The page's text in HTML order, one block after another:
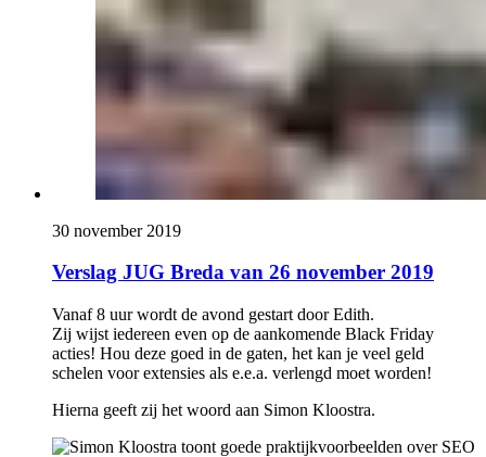
30 november 2019
Verslag JUG Breda van 26 november 2019
Vanaf 8 uur wordt de avond gestart door Edith.
Zij wijst iedereen even op de aankomende Black Friday
acties! Hou deze goed in de gaten, het kan je veel geld
schelen voor extensies als e.e.a. verlengd moet worden!
Hierna geeft zij het woord aan Simon Kloostra.